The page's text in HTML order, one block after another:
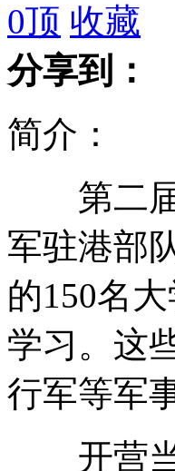
父亲执意酒驾 儿子
伦敦市长"洋相照"掀
呼市饭店楼顶坍塌
海南突降暴雨 女孩
0顶 收藏
分享到：
简介：
第二届“
军驻港部
的150名
学习。这
行军等军
开营当